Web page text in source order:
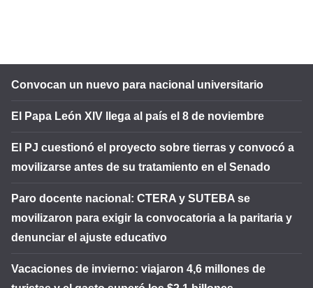
Convocan un nuevo para nacional universitario
El Papa León XIV llega al país el 8 de noviembre
El PJ cuestionó el proyecto sobre tierras y convocó a
movilizarse antes de su tratamiento en el Senado
Paro docente nacional: CTERA y SUTEBA se
movilizaron para exigir la convocatoria a la paritaria y
denunciar el ajuste educativo
Vacaciones de invierno: viajaron 4,6 millones de